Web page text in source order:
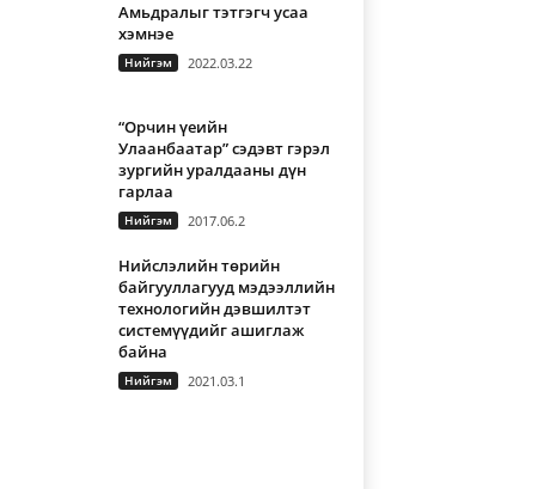
Амьдралыг тэтгэгч усаа
хэмнэе
Нийгэм 2022.03.22
“Орчин үеийн
Улаанбаатар” сэдэвт гэрэл
зургийн уралдааны дүн
гарлаа
Нийгэм 2017.06.2
Нийслэлийн төрийн
байгууллагууд мэдээллийн
технологийн дэвшилтэт
системүүдийг ашиглаж
байна
Нийгэм 2021.03.1